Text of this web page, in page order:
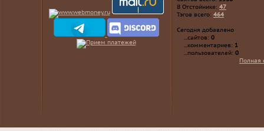
В Отстойнике: 47
Тэгов всего: 464
Сегодня добавлено
...сайтов: 0
...комментариев: 1
...пользователей: 0
Полная